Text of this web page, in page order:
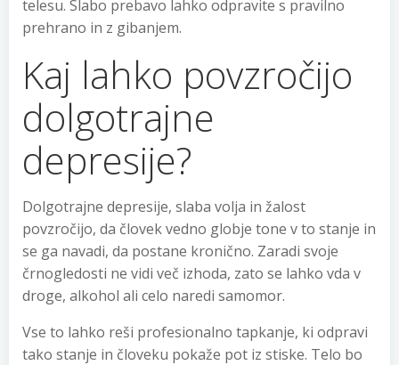
telesu. Slabo prebavo lahko odpravite s pravilno
prehrano in z gibanjem.
Kaj lahko povzročijo
dolgotrajne
depresije?
Dolgotrajne depresije, slaba volja in žalost
povzročijo, da človek vedno globje tone v to stanje in
se ga navadi, da postane kronično. Zaradi svoje
črnogledosti ne vidi več izhoda, zato se lahko vda v
droge, alkohol ali celo naredi samomor.
Vse to lahko reši profesionalno tapkanje, ki odpravi
tako stanje in človeku pokaže pot iz stiske. Telo bo